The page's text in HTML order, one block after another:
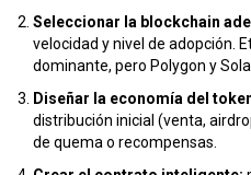
Seleccionar la blockchain
velocidad y nivel de adopción.
dominante, pero Polygon y
Diseñar la economía del
distribución inicial (venta,
de quema o recompensas.